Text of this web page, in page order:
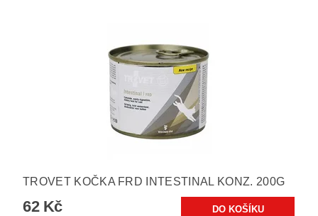
TROVET KOČKA FRD INTESTINAL KONZ. 200G
62 Kč